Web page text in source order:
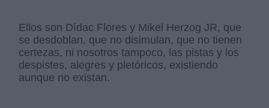
Ellos son Dídac Flores y Mikel Herzog JR, que
se desdoblan, que no disimulan, que no tienen
certezas, ni nosotros tampoco, las pistas y los
despistes, alegres y pletóricos, existiendo
aunque no existan.